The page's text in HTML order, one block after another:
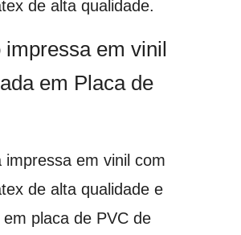
e
€
5
0
t
h
r
de alta qualidade.
impressa em vinil
em Placa de
impressa em vinil com
de alta qualidade e
em placa de PVC de